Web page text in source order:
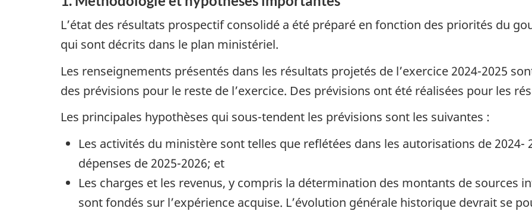
L’état des résultats prospectif consolidé a été préparé en fonction des priorités du
qui sont décrits dans le plan ministériel.
Les renseignements présentés dans les résultats projetés de l’exercice 2024-2025
des prévisions pour le reste de l’exercice. Des prévisions ont été réalisées pour les
Les principales hypothèses qui sous-tendent les prévisions sont les suivantes :
Les activités du ministère sont telles que reflétées dans les autorisations de 2024-
dépenses de 2025-2026; et
Les charges et les revenus, y compris la détermination des montants de sources
sont fondés sur l’expérience acquise. L’évolution générale historique devrait se